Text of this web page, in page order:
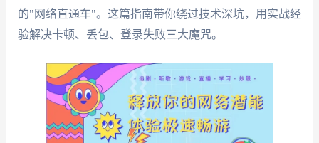
的"网络直通车"。这篇指南带你绕过技术深坑，用实战经
验解决卡顿、丢包、登录失败三大魔咒。